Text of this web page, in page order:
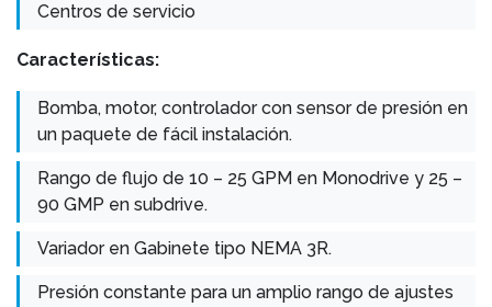
Centros de servicio
Características:
Bomba, motor, controlador con sensor de presión en
un paquete de fácil instalación.
Rango de flujo de 10 – 25 GPM en Monodrive y 25 –
90 GMP en subdrive.
Variador en Gabinete tipo NEMA 3R.
Presión constante para un amplio rango de ajustes